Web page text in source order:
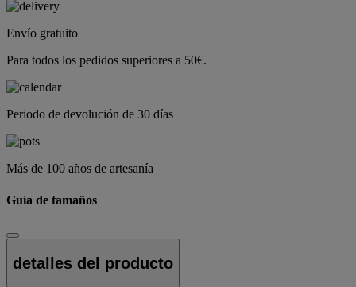
Envío gratuito
Para todos los pedidos superiores a 50€.
Periodo de devolución de 30 días
Más de 100 años de artesanía
Guía de tamaños
detalles del producto